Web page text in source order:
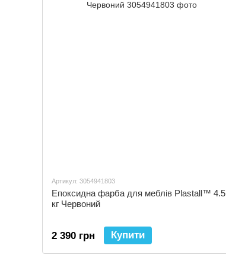
Артикул: 3054941803
Епоксидна фарба для меблів Plastall™ 4.5
кг Червоний
2 390 грн Купити